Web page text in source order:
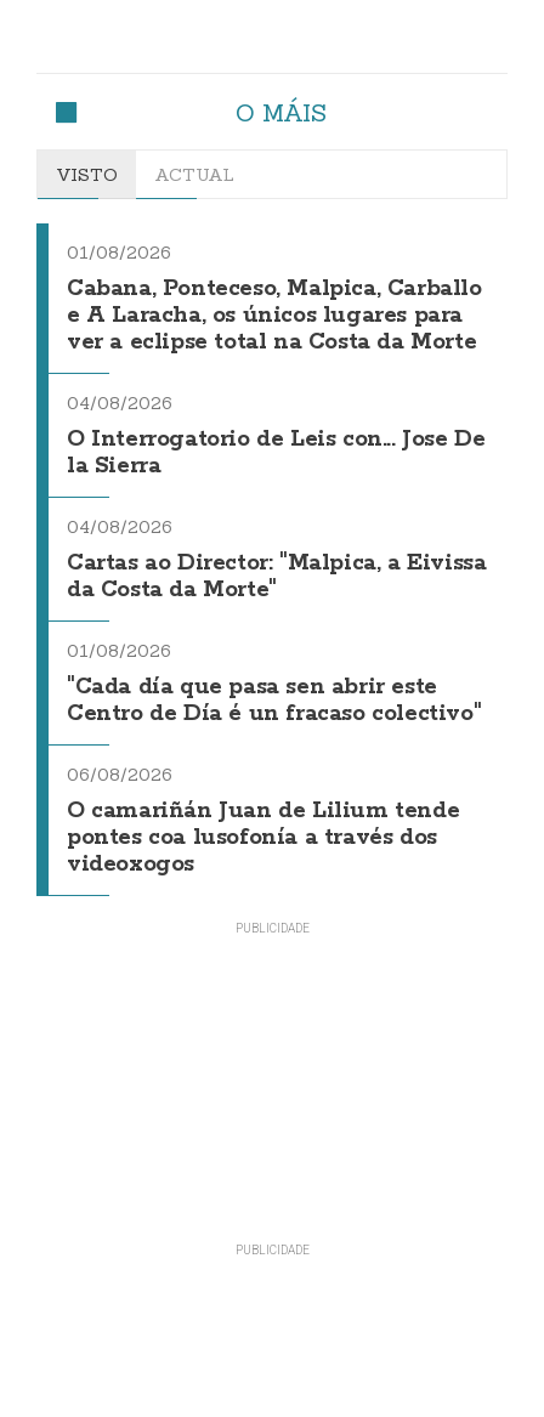
O MÁIS
VISTO ACTUAL
01/08/2026
Cabana, Ponteceso, Malpica, Carballo
e A Laracha, os únicos lugares para
ver a eclipse total na Costa da Morte
04/08/2026
O Interrogatorio de Leis con... Jose De
la Sierra
04/08/2026
Cartas ao Director: "Malpica, a Eivissa
da Costa da Morte"
01/08/2026
"Cada día que pasa sen abrir este
Centro de Día é un fracaso colectivo"
06/08/2026
O camariñán Juan de Lilium tende
pontes coa lusofonía a través dos
videoxogos